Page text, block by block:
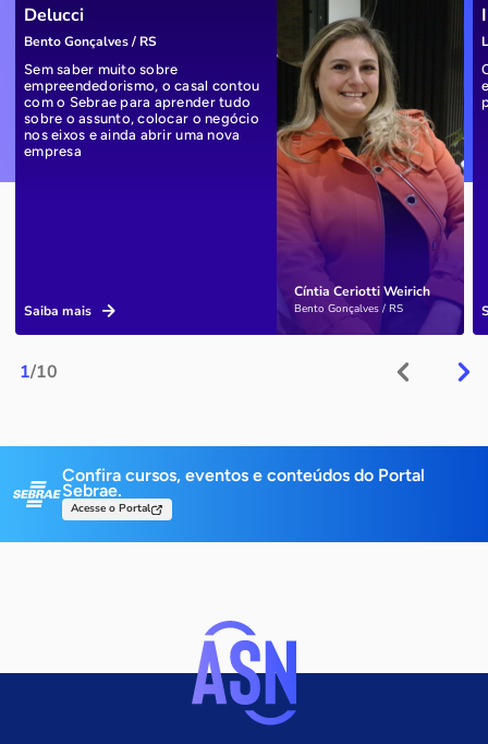
1/10
Cíntia Ceriotti Weirich
Bento Gonçalves / RS
Delucci
Bento Gonçalves / RS
Sem saber muito sobre
empreendedorismo, o casal contou
com o Sebrae para aprender tudo
sobre o assunto, colocar o negócio
nos eixos e ainda abrir uma nova
empresa
Saiba mais
Confira cursos, eventos e conteúdos do Portal
Sebrae.
Acesse o Portal